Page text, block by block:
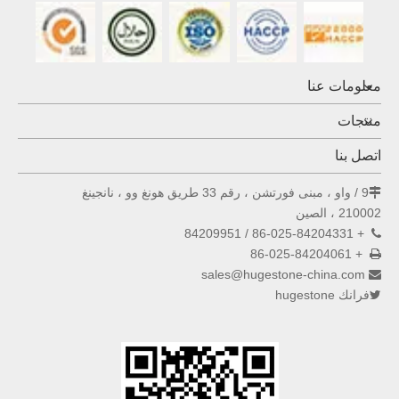
معلومات عنا
منتجات
اتصل بنا
9 / واو ، مبنى فورتشن ، رقم 33 طريق هونغ وو ، نانجينغ
210002 ، الصين

+ 86-025-84204331 / 84209951

+ 86-025-84204061

sales@hugestone-china.com
فرانك hugestone